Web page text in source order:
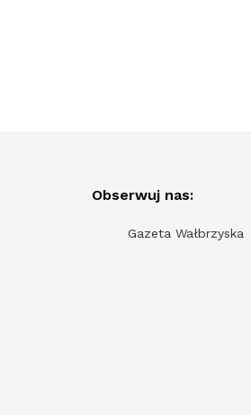
Obserwuj nas:
Gazeta Wałbrzyska